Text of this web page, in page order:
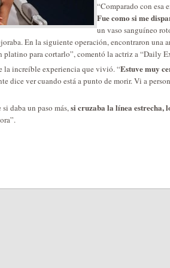
“Comparado con esa
Fue como si me
un vaso sanguíneo
En la siguiente operación, encontraron una
platino para cortarlo”, comentó la actriz a “Daily
la increíble experiencia que vivió. “Estuve muy
dice ver cuando está a punto de morir. Vi a
daba un paso más,si cruzaba la línea estrecha,